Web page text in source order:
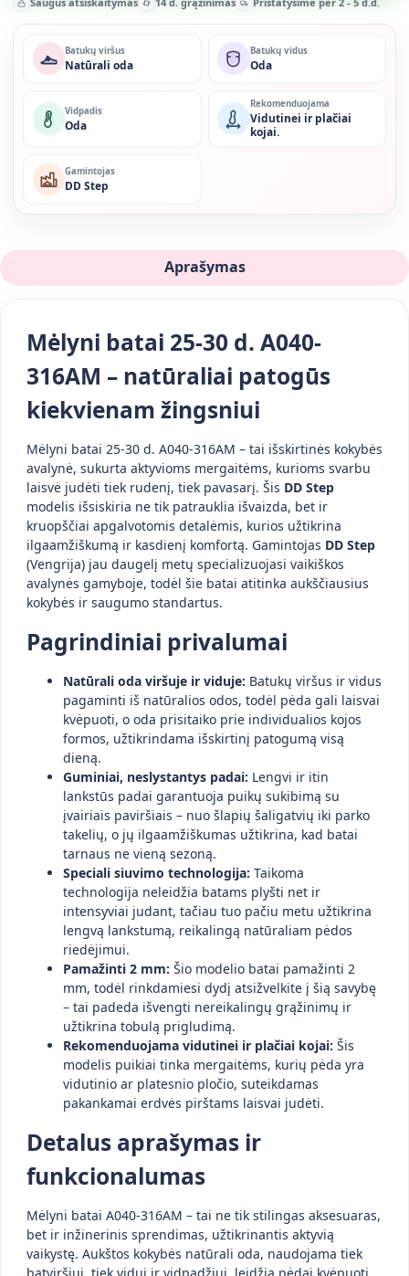
Batukų viršus
Natūrali oda
Batukų vidus
Oda
Vidpadis
Oda
Rekomenduojama
Vidutinei ir plačiai
kojai.
Gamintojas
DD Step
Aprašymas
Mėlyni batai 25-30 d. A040-
316AM – natūraliai patogūs
kiekvienam žingsniui
Mėlyni batai 25-30 d. A040-316AM – tai išskirtinės kokybės
avalynė, sukurta aktyvioms mergaitėms, kurioms svarbu
laisvė judėti tiek rudenį, tiek pavasarį. Šis DD Step
modelis išsiskiria ne tik patrauklia išvaizda, bet ir
kruopščiai apgalvotomis detalėmis, kurios užtikrina
ilgaamžiškumą ir kasdienį komfortą. Gamintojas DD Step
(Vengrija) jau daugelį metų specializuojasi vaikiškos
avalynės gamyboje, todėl šie batai atitinka aukščiausius
kokybės ir saugumo standartus.
Pagrindiniai privalumai
Natūrali oda viršuje ir viduje: Batukų viršus ir vidus
pagaminti iš natūralios odos, todėl pėda gali laisvai
kvėpuoti, o oda prisitaiko prie individualios kojos
formos, užtikrindama išskirtinį patogumą visą
dieną.
Guminiai, neslystantys padai: Lengvi ir itin
lankstūs padai garantuoja puikų sukibimą su
įvairiais paviršiais – nuo šlapių šaligatvių iki parko
takelių, o jų ilgaamžiškumas užtikrina, kad batai
tarnaus ne vieną sezoną.
Speciali siuvimo technologija: Taikoma
technologija neleidžia batams plyšti net ir
intensyviai judant, tačiau tuo pačiu metu užtikrina
lengvą lankstumą, reikalingą natūraliam pėdos
riedėjimui.
Pamažinti 2 mm: Šio modelio batai pamažinti 2
mm, todėl rinkdamiesi dydį atsižvelkite į šią savybę
– tai padeda išvengti nereikalingų grąžinimų ir
užtikrina tobulą prigludimą.
Rekomenduojama vidutinei ir plačiai kojai: Šis
modelis puikiai tinka mergaitėms, kurių pėda yra
vidutinio ar platesnio pločio, suteikdamas
pakankamai erdvės pirštams laisvai judėti.
Detalus aprašymas ir
funkcionalumas
Mėlyni batai A040-316AM – tai ne tik stilingas aksesuaras,
bet ir inžinerinis sprendimas, užtikrinantis aktyvią
vaikystę. Aukštos kokybės natūrali oda, naudojama tiek